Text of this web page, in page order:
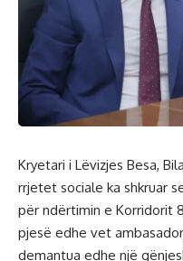
Kryetari i Lëvizjes Besa,
rrjetet sociale ka shkruar
për ndërtimin e Korridorit
pjesë edhe vet
demantua edhe një